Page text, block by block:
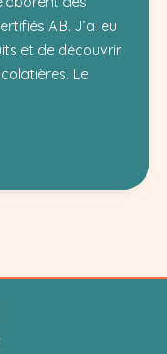
AB. J’ai eu
et de découvrir
Le